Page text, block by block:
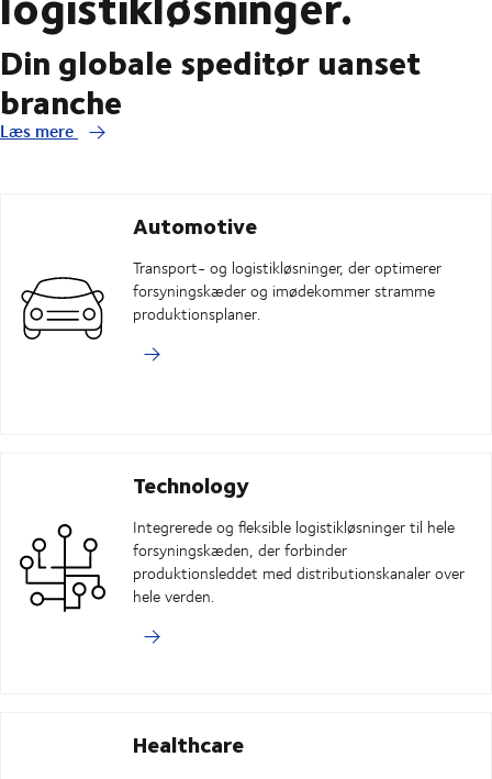
Din globale speditør uanset
branche
Læs mere
Automotive
Transport- og logistikløsninger, der optimerer
forsyningskæder og imødekommer stramme
produktionsplaner.
Technology
Integrerede og fleksible logistikløsninger til hele
forsyningskæden, der forbinder
produktionsleddet med distributionskanaler over
hele verden.
Healthcare